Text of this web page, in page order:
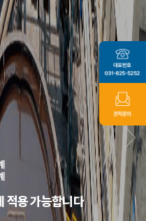
계
라
장비
재공급)
루션을 제공합니다
적용 가능합니다
카메라
속카메라
도의 초고속카메라를
다